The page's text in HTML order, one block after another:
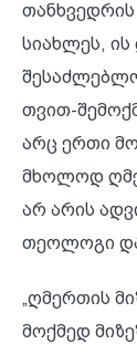
სიახლეს,
თვით-
არც ერთი
მხოლოდ
არ არის
თეოლოგი
„ღმერთის
მოქმედ